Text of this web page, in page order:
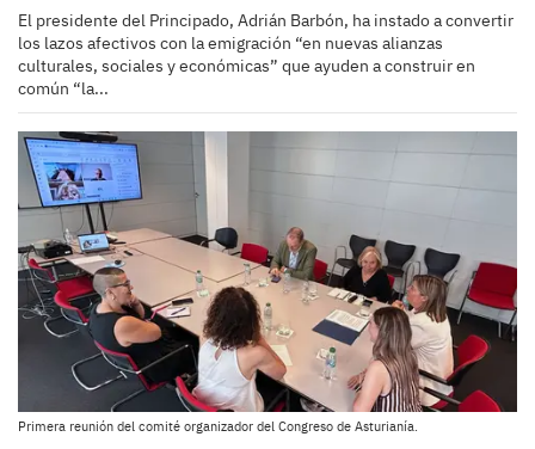
El presidente del Principado, Adrián Barbón, ha instado a convertir
los lazos afectivos con la emigración “en nuevas alianzas
culturales, sociales y económicas” que ayuden a construir en
común “la...
Primera reunión del comité organizador del Congreso de Asturianía.